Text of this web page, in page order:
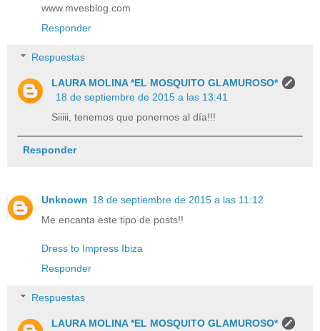
www.mvesblog.com
Responder
Respuestas
LAURA MOLINA *EL MOSQUITO GLAMUROSO*
18 de septiembre de 2015 a las 13:41
Siiiii, tenemos que ponernos al día!!!
Responder
Unknown 18 de septiembre de 2015 a las 11:12
Me encanta este tipo de posts!!
Dress to Impress Ibiza
Responder
Respuestas
LAURA MOLINA *EL MOSQUITO GLAMUROSO*